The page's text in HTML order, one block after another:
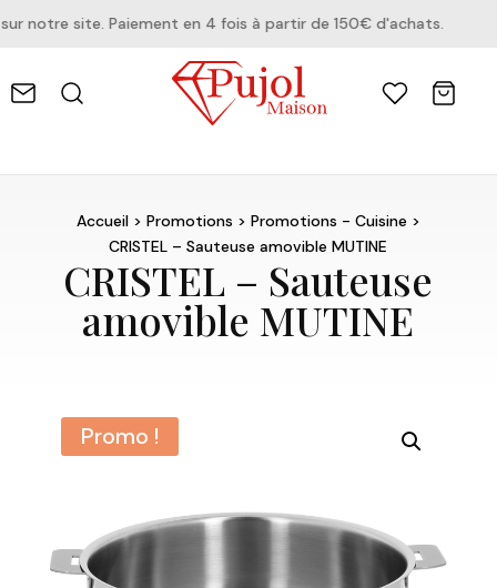
notre site. Paiement en 4 fois à partir de 150€ d'achats.
Accueil> Promotions > Promotions - Cuisine>
CRISTEL – Sauteuse amovible MUTINE
CRISTEL – Sauteuse
amovible MUTINE
Promo !